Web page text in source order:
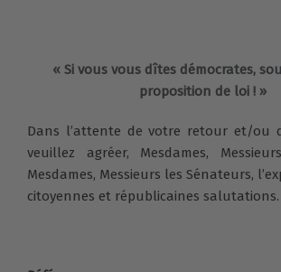
« Si vous vous dîtes démocrates,
proposition de loi ! »
Dans l’attente de votre retour et/ou
veuillez agréer, Mesdames,
Mesdames, Messieurs les Sénateurs,
citoyennes et républicaines salutations.